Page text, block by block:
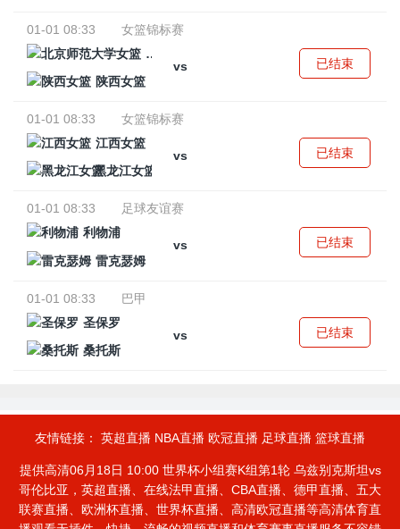
01-01 08:33
女篮锦标赛
北京师范大学女篮
vs
陕西女篮
已结束
01-01 08:33
女篮锦标赛
江西女篮
vs
黑龙江女篮
已结束
01-01 08:33
足球友谊赛
利物浦
vs
雷克瑟姆
已结束
01-01 08:33
巴甲
圣保罗
vs
桑托斯
已结束
友情链接： 英超直播 NBA直播 欧冠直播 足球直播 篮球直播
提供高清06月18日 10:00 世界杯小组赛K组第1轮 乌兹别克斯坦vs
哥伦比亚，英超直播、在线法甲直播、CBA直播、德甲直播、五大
联赛直播、欧洲杯直播、世界杯直播、高清欧冠直播等高清体育直